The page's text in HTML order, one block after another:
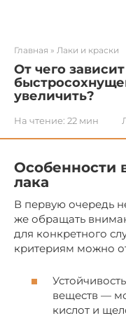
Главная » Лаки и краски
От чего
увеличить?
На чтение: 22 мин
Особенности
лака
В первую очередь
же обращать
для конкретного
критериям можно
веществ —
кислот и